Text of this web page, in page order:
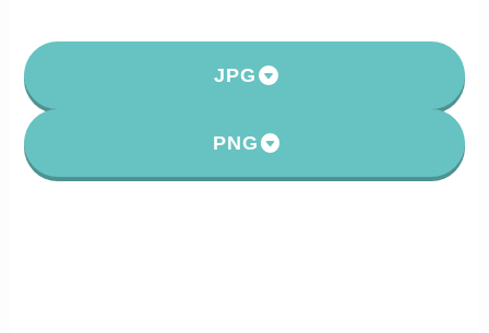
JPG
PNG